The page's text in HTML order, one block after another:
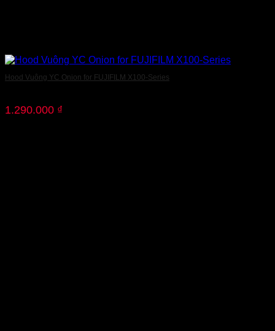
Hood Vuông YC Onion for FUJIFILM X100-Series
1.290.000 ₫